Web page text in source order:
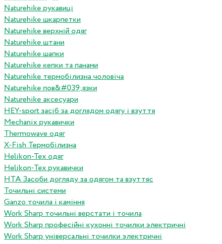
Naturehike рукавиці
Naturehike шкарпетки
Naturehike верхній одяг
Naturehike штани
Naturehike шапки
Naturehike кепки та панами
Naturehike термобілизна чоловіча
Naturehike пов&#039;язки
Naturehike аксесуари
HEY-sport засіб за доглядом одягу і взуття
Mechanix рукавички
Thermowave одяг
X-Fish Термобілизна
Helikon-Tex одяг
Helikon-Tex рукавички
HTA Засоби догляду за одягом та взуттяс
Точильні системи
Ganzo точила і каміння
Work Sharp точильні верстати і точила
Work Sharp професiйнi кухоннi точилки электричнi
Work Sharp унiверсальнi точилки электричнi